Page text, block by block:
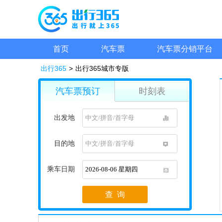
首页 汽车票 汽车票分销平台
出行365 > 出行365城市专版
汽车票预订 时刻表
出发地
目的地
1
乘车日期
1
查 询